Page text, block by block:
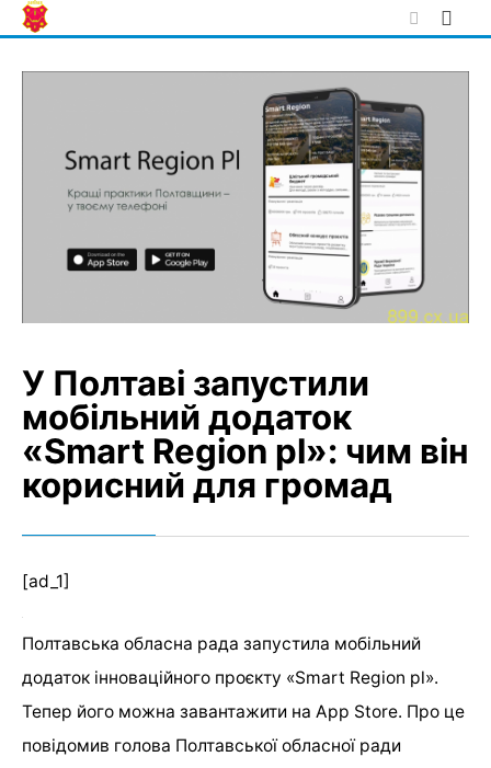
Skip
to
У Полтаві запустили
мобільний додаток
«Smart Region pl»: чим він
корисний для громад
[ad_1]
Полтавська обласна рада запустила мобільний
додаток інноваційного проєкту «Smart Region pl».
Тепер його можна завантажити на App Store. Про це
повідомив голова Полтавської обласної ради